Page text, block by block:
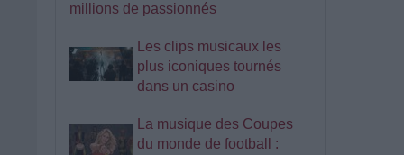
millions de passionnés
Les clips musicaux les
plus iconiques tournés
dans un casino
La musique des Coupes
du monde de football :